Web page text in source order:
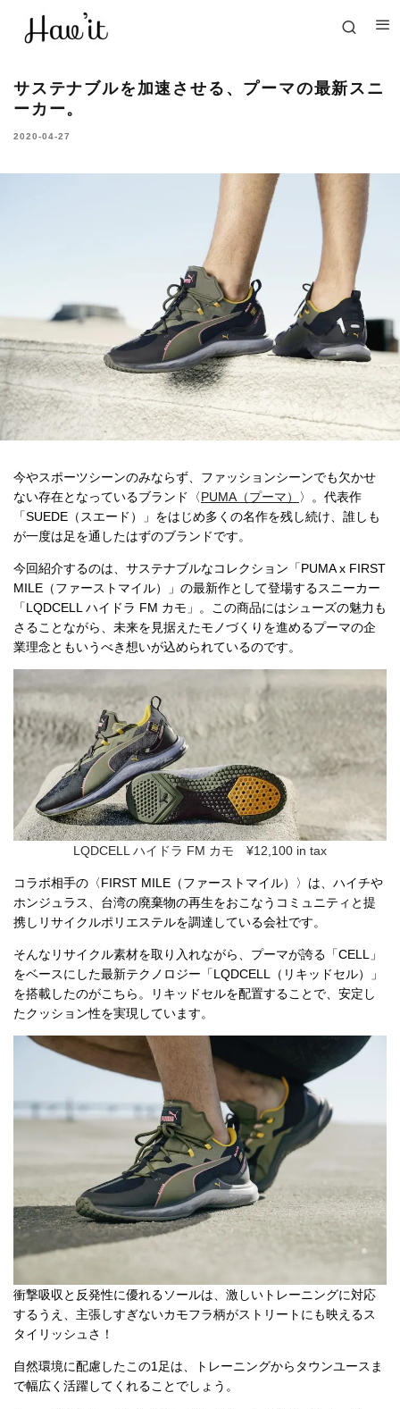
サステナブルを加速させる、プーマの最新スニ
ーカー。
2020-04-27
今やスポーツシーンのみならず、ファッションシーンでも欠かせ
ない存在となっているブランド〈PUMA（プーマ）
〉。代表作
「SUEDE（スエード）」をはじめ多くの名作を残し続け、誰しも
が一度は足を通したはずのブランドです。
今回紹介するのは、サステナブルなコレクション「PUMA x FIRST
MILE（ファーストマイル）」の最新作として登場するスニーカー
「LQDCELL ハイドラ FM カモ」。この商品にはシューズの魅力も
さることながら、未来を見据えたモノづくりを進めるプーマの企
業理念ともいうべき想いが込められているのです。
LQDCELL ハイドラ FM カモ ¥12,100 in tax
コラボ相手の〈FIRST MILE（ファーストマイル）〉は、ハイチや
ホンジュラス、台湾の廃棄物の再生をおこなうコミュニティと提
携しリサイクルポリエステルを調達している会社です。
そんなリサイクル素材を取り入れながら、プーマが誇る「CELL」
をベースにした最新テクノロジー「LQDCELL（リキッドセル）」
を搭載したのがこちら。リキッドセルを配置することで、安定し
たクッション性を実現しています。
衝撃吸収と反発性に優れるソールは、激しいトレーニングに対応
するうえ、主張しすぎないカモフラ柄がストリートにも映えるス
タイリッシュさ！
自然環境に配慮したこの1足は、トレーニングからタウンユースま
で幅広く活躍してくれることでしょう。